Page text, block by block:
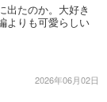
出たのか。大好き
よりも可愛らしい
2026年06月02日